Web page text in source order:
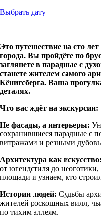
Выбрать дату
Это путешествие на сто
города. Вы пройдёте по
заглянете в парадные с
станете жителем самого
Кёнигсберга. Ваша
деталях.
Что вас ждёт на экскурсии:
Не фасады, а интерьеры:
сохранившиеся парадные с
витражами и резными
Архитектура как искусство:
от югендстиля до
площади и узнаем, кто
Истории людей: Судьбы
жителей роскошных вилл,
по тихим аллеям.